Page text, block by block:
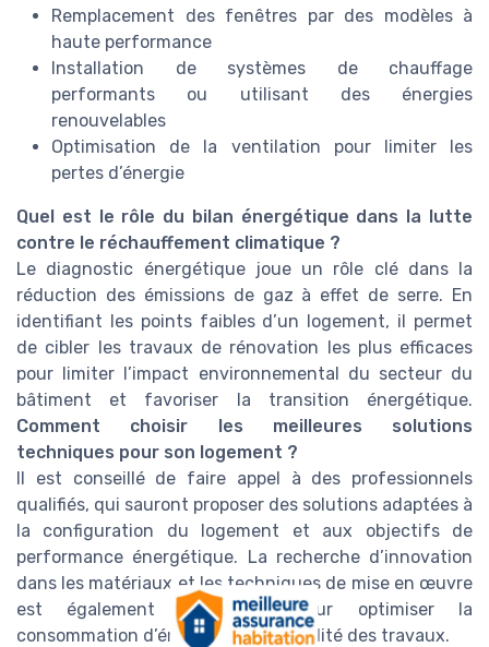
Remplacement des fenêtres par des modèles à
haute performance
Installation de systèmes de chauffage
performants ou utilisant des énergies
renouvelables
Optimisation de la ventilation pour limiter les
pertes d’énergie
Quel est le rôle du bilan énergétique dans la lutte
contre le réchauffement climatique ?
Le diagnostic énergétique joue un rôle clé dans la
réduction des émissions de gaz à effet de serre. En
identifiant les points faibles d’un logement, il permet
de cibler les travaux de rénovation les plus efficaces
pour limiter l’impact environnemental du secteur du
bâtiment et favoriser la transition énergétique.
Comment choisir les meilleures solutions
techniques pour son logement ?
Il est conseillé de faire appel à des professionnels
qualifiés, qui sauront proposer des solutions adaptées à
la configuration du logement et aux objectifs de
performance énergétique. La recherche d’innovation
dans les matériaux et les techniques de mise en œuvre
est également un atout pour optimiser la
consommation d’énergie et la durabilité des travaux.